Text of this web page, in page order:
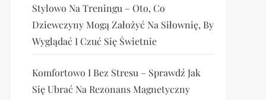
Stylowo Na Treningu – Oto, Co
Dziewczyny Mogą Założyć Na Siłownię, By
Wyglądać I Czuć Się Świetnie
Komfortowo I Bez Stresu – Sprawdź Jak
Się Ubrać Na Rezonans Magnetyczny